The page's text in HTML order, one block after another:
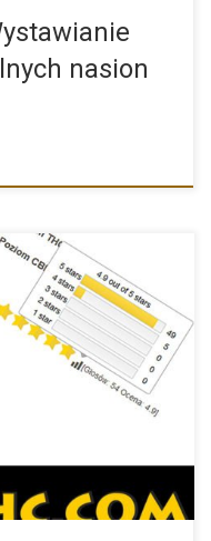
nasion
się nowa